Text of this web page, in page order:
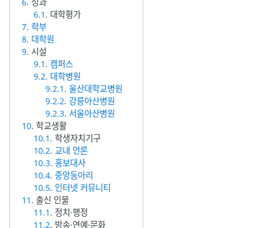
6.1 . 대학평가
7.학부
8. 대학원
9. 시설
9.1 . 캠퍼스
9.2. 대학병원
9.2.1 .울산대학교병원
9.2.2. 강릉아산병원
9.2.3.서울아산병원
10. 학교생활
10.1 . 학생자치기구
10.2. 교내 언론
10.3.홍보대사
10.4.중앙동아리
10.5. 인터넷 커뮤니티
11 . 출신 인물
11.1 . 정치·행정
11.2. 방송·연예·문화